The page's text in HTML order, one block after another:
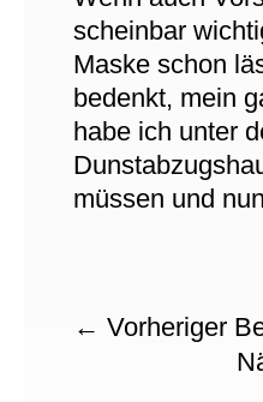
scheinbar
Maske schon
bedenkt, mein
habe ich unter
müssen und
← Vorheriger